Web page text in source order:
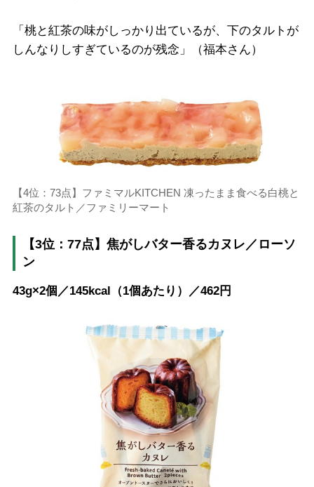
「桃と紅茶の味がしっかり出ているが、下のタルトが
しんなりしすぎているのが残念」（福本さん）
【4位：73点】ファミマルKITCHEN 凍ったまま食べる白桃と
紅茶のタルト／ファミリーマート
【3位：77点】焦がしバター香るカヌレ／ローソ
ン
43g×2個／145kcal（1個あたり）／462円